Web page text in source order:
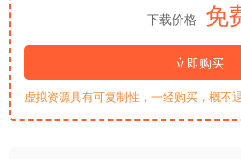
下载价格 免
立即购买
虚拟资源具有可复制性，一经购买，概不